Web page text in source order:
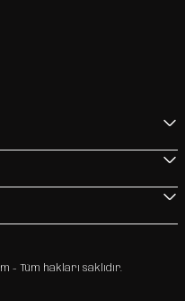
- Tüm hakları saklıdır.